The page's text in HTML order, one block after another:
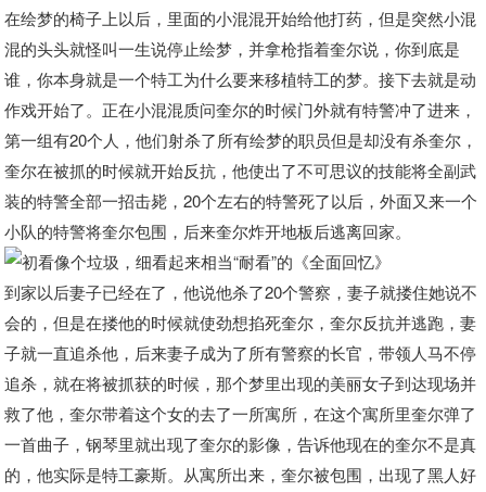
在绘梦的椅子上以后，里面的小混混开始给他打药，但是突然小混
混的头头就怪叫一生说停止绘梦，并拿枪指着奎尔说，你到底是
谁，你本身就是一个特工为什么要来移植特工的梦。接下去就是动
作戏开始了。正在小混混质问奎尔的时候门外就有特警冲了进来，
第一组有20个人，他们射杀了所有绘梦的职员但是却没有杀奎尔，
奎尔在被抓的时候就开始反抗，他使出了不可思议的技能将全副武
装的特警全部一招击毙，20个左右的特警死了以后，外面又来一个
小队的特警将奎尔包围，后来奎尔炸开地板后逃离回家。
到家以后妻子已经在了，他说他杀了20个警察，妻子就搂住她说不
会的，但是在搂他的时候就使劲想掐死奎尔，奎尔反抗并逃跑，妻
子就一直追杀他，后来妻子成为了所有警察的长官，带领人马不停
追杀，就在将被抓获的时候，那个梦里出现的美丽女子到达现场并
救了他，奎尔带着这个女的去了一所寓所，在这个寓所里奎尔弹了
一首曲子，钢琴里就出现了奎尔的影像，告诉他现在的奎尔不是真
的，他实际是特工豪斯。从寓所出来，奎尔被包围，出现了黑人好